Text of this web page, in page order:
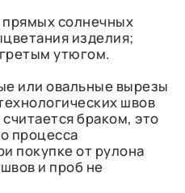
прямых солнечных
изделия;
утюгом.
или овальные вырезы
швов
браком, это
процесса
покупке от рулона
и проб не